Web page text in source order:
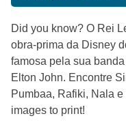
Did you know? O Rei
obra-prima da Disney
famosa pela sua
Elton John. Encontre
Pumbaa, Rafiki, Nala
images to print!